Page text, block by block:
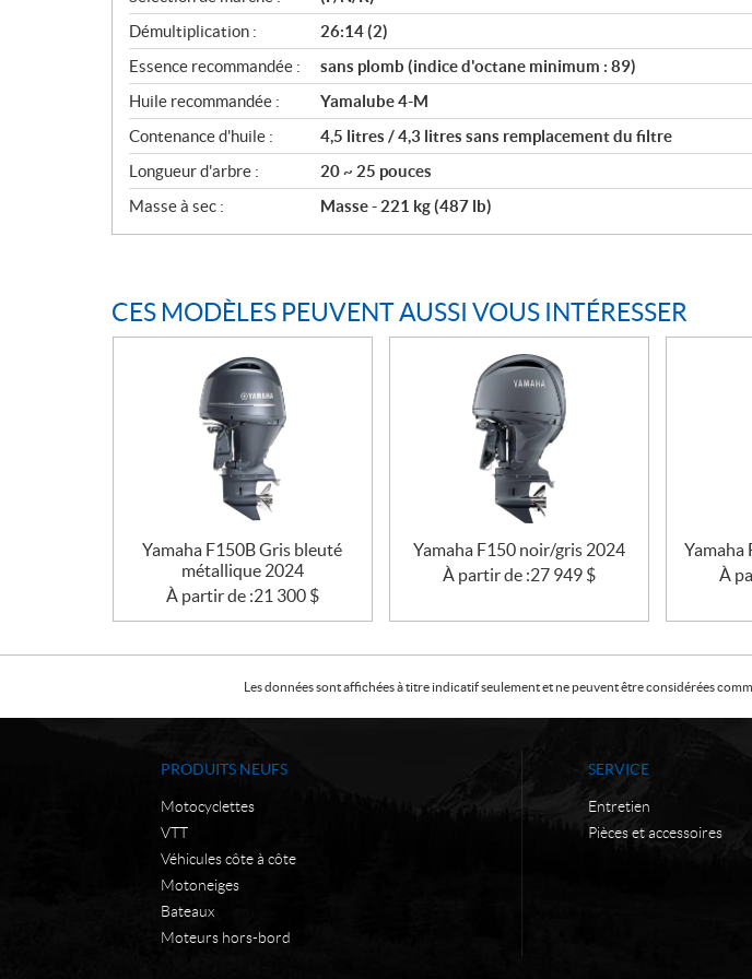
Démultiplication :
26:14 (2)
Essence recommandée :
sans plomb (indice d'octane minimum : 89)
Huile recommandée :
Yamalube 4-M
Contenance d'huile :
4,5 litres / 4,3 litres sans remplacement du filtre
Longueur d'arbre :
20 ~ 25 pouces
Masse à sec :
Masse - 221 kg (487 lb)
CES MODÈLES PEUVENT AUSSI VOUS INTÉRESSER
Yamaha F150B Gris bleuté
métallique 2024
À partir de :21 300 $
Yamaha F150 noir/gris 2024
À partir de :27 949 $
Yamaha
À
Les données sont affichées à titre indicatif seulement et ne peuvent être considérées
PRODUITS NEUFS
Motocyclettes
VTT
Véhicules côte à côte
Motoneiges
Bateaux
Moteurs hors-bord
SERVICE
Entretien
Pièces et accessoires